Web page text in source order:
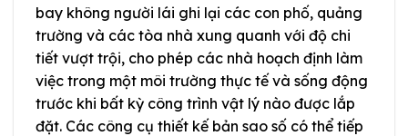
bay không người lái ghi lại các con phố, quảng
trường và các tòa nhà xung quanh với độ chi
tiết vượt trội, cho phép các nhà hoạch định làm
việc trong một môi trường thực tế và sống động
trước khi bất kỳ công trình vật lý nào được lắp
đặt. Các công cụ thiết kế bản sao số có thể tiếp